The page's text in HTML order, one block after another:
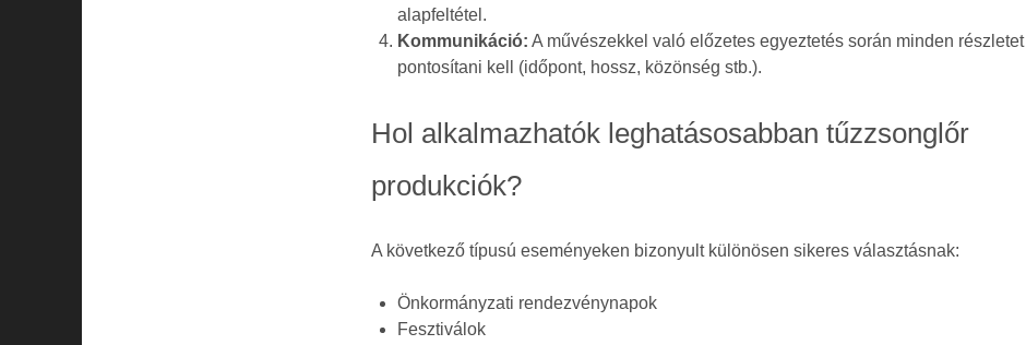
alapfeltétel.
Kommunikáció: A művészekkel való előzetes egyeztetés során minden részletet
pontosítani kell (időpont, hossz, közönség stb.).
Hol alkalmazhatók leghatásosabban tűzzsonglőr
produkciók?
A következő típusú eseményeken bizonyult különösen sikeres választásnak:
Önkormányzati rendezvénynapok
Fesztiválok